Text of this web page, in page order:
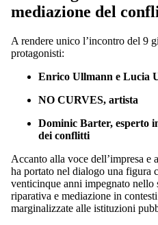
mediazione del
A rendere unico l’incontro del 9
protagonisti:
Enrico Ullmann e Lucia
NO CURVES, artista
Dominic Barter, esperto
dei conflitti
Accanto alla voce dell’impresa
ha portato nel dialogo una figura
venticinque anni impegnato
riparativa e mediazione in
marginalizzate alle istituzioni